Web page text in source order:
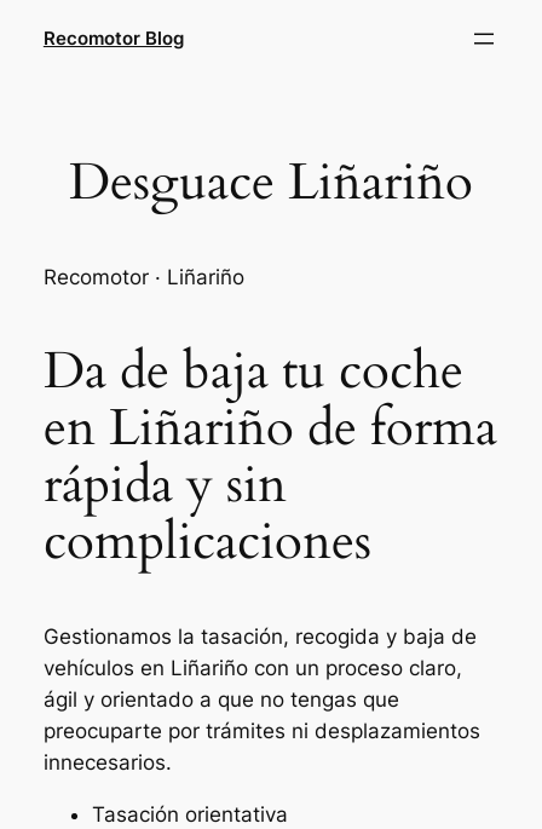
Recomotor Blog
Desguace Liñariño
Recomotor · Liñariño
Da de baja tu coche
en Liñariño de forma
rápida y sin
complicaciones
Gestionamos la tasación, recogida y baja de
vehículos en Liñariño con un proceso claro,
ágil y orientado a que no tengas que
preocuparte por trámites ni desplazamientos
innecesarios.
Tasación orientativa